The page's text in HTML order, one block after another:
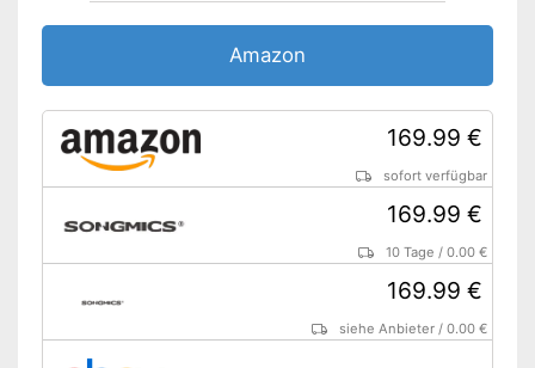
Amazon
169.99 €
sofort verfügbar
169.99 €
10 Tage /0.00 €
169.99 €
siehe Anbieter /0.00 €